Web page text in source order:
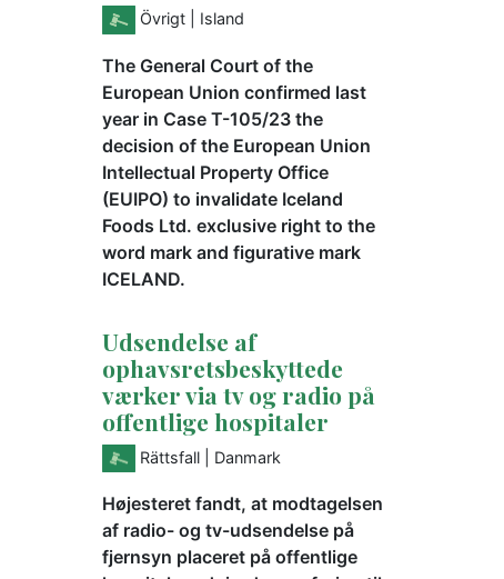
Övrigt | Island
The General Court of the
European Union confirmed last
year in Case T-105/23 the
decision of the European Union
Intellectual Property Office
(EUIPO) to invalidate Iceland
Foods Ltd. exclusive right to the
word mark and figurative mark
ICELAND.
Udsendelse af
ophavsretsbeskyttede
værker via tv og radio på
offentlige hospitaler
Rättsfall | Danmark
Højesteret fandt, at modtagelsen
af radio- og tv-udsendelse på
fjernsyn placeret på offentlige